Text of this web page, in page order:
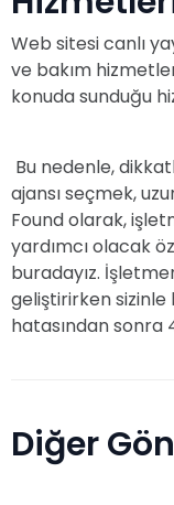
Web sitesi canlı
ve bakım
konuda sunduğu
Bu nedenle,
ajansı seçmek,
Found olarak,
yardımcı olacak
buradayız.
geliştirirken sizinle
hatasından sonra
Diğer